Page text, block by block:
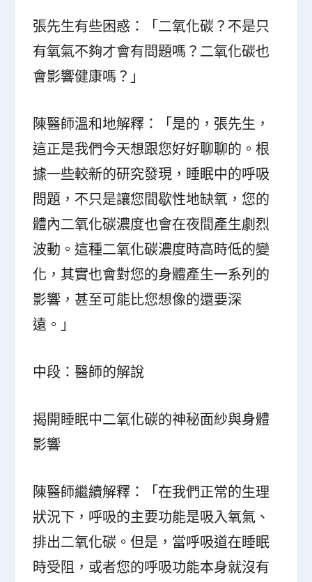
張先生有些困惑：「二氧化碳？不是只
有氧氣不夠才會有問題嗎？二氧化碳也
會影響健康嗎？」
陳醫師溫和地解釋：「是的，張先生，
這正是我們今天想跟您好好聊聊的。根
據一些較新的研究發現，睡眠中的呼吸
問題，不只是讓您間歇性地缺氧，您的
體內二氧化碳濃度也會在夜間產生劇烈
波動。這種二氧化碳濃度時高時低的變
化，其實也會對您的身體產生一系列的
影響，甚至可能比您想像的還要深
遠。」
中段：醫師的解說
揭開睡眠中二氧化碳的神秘面紗與身體
影響
陳醫師繼續解釋：「在我們正常的生理
狀況下，呼吸的主要功能是吸入氧氣、
排出二氧化碳。但是，當呼吸道在睡眠
時受阻，或者您的呼吸功能本身就沒有